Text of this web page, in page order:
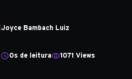
Joyce Bambach Luiz
0s de leitura 1071 Views